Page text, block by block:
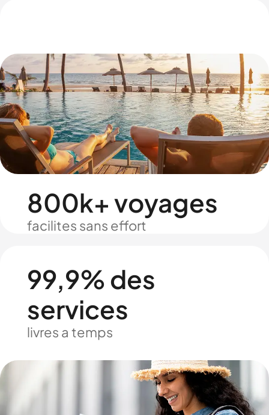
800k+ voyages
facilites sans effort
99,9% des
services
livres a temps